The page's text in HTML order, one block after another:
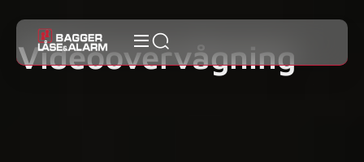
Videoovervågning